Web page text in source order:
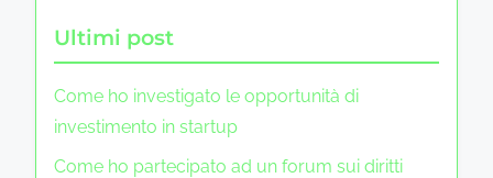
Ultimi post
Come ho investigato le opportunità di
investimento in startup
Come ho partecipato ad un forum sui diritti